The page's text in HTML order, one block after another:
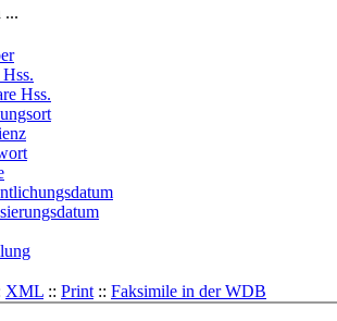
...
Hss.
XML :: Print :: Faksimile in der WDB